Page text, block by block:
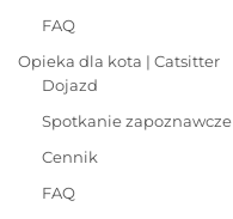
FAQ
Opieka dla kota | Catsitter
Dojazd
Spotkanie zapoznawcze
Cennik
FAQ